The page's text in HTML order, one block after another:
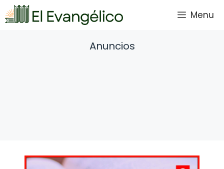
Saltar
al
Menu
Anuncios